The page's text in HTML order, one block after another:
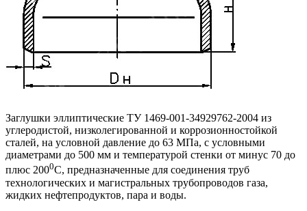
Заглушки эллиптические ТУ 1469-001-34929762-2004 из
углеродистой, низколегированной и коррозионностойкой
сталей, на условной давление до 63 МПа, с условными
диаметрами до 500 мм и температурой стенки от минус 70 до
плюс 2000С, предназначенные для соединения труб
технологических и магистральных трубопроводов газа,
жидких нефтепродуктов, пара и воды.